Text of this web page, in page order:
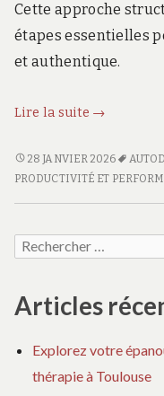
Cette approche
étapes essentielles
et authentique.
Lire la suite
Révélez
clés
d’un
succès
dès
→
RÉVÉLEZ
LES
SUCCÈS
INFAILLIBLE
AUJOURD’HUI
28 JANVIER 2026
PRODUCTIVITÉ ET
Recherche
Articles
Explorez votre
thérapie à Toulouse